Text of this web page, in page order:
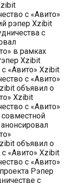
с «Авито»
рэпер Xzibit
с
в рамках
Xzibit
«Авито» Xzibit
с «Авито»
объявил о
Xzibit
с «Авито»
объявил о
с «Авито» Xzibit
с «Авито»
Рэпер
с